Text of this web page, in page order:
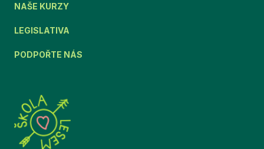
NAŠE KURZY
LEGISLATIVA
PODPOŘTE NÁS